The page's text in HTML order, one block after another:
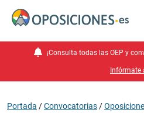
¡Consulta todas las OEP y
Infórmate
Portada /Convocatorias /